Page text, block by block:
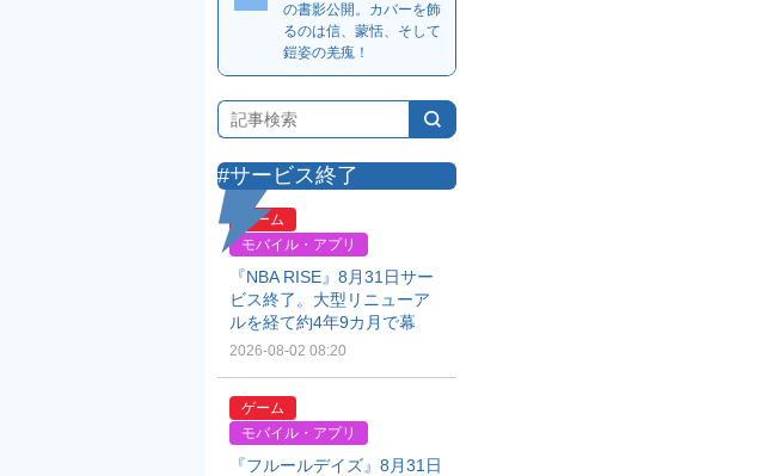
の書影公開。カバーを飾
るのは信、蒙恬、そして
鎧姿の羌瘣！
#サービス終了
ゲーム
モバイル・アプリ
『NBA RISE』8月31日サー
ビス終了。大型リニューア
ルを経て約4年9カ月で幕
2026-08-02 08:20
ゲーム
モバイル・アプリ
『フルールデイズ』8月31日